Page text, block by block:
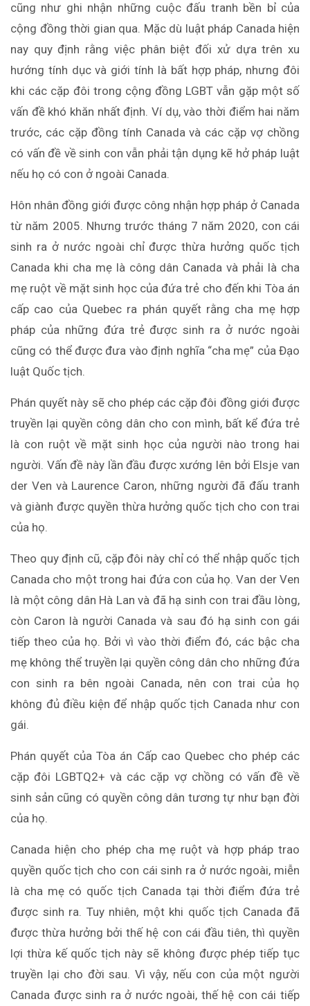
cũng như ghi nhận những cuộc đấu tranh bền bỉ của
cộng đồng thời gian qua. Mặc dù luật pháp Canada hiện
nay quy định rằng việc phân biệt đối xử dựa trên xu
hướng tính dục và giới tính là bất hợp pháp, nhưng đôi
khi các cặp đôi trong cộng đồng LGBT vẫn gặp một số
vấn đề khó khăn nhất định. Ví dụ, vào thời điểm hai năm
trước, các cặp đồng tính Canada và các cặp vợ chồng
có vấn đề về sinh con vẫn phải tận dụng kẽ hở pháp luật
nếu họ có con ở ngoài Canada.
Hôn nhân đồng giới được công nhận hợp pháp ở Canada
từ năm 2005. Nhưng trước tháng 7 năm 2020, con cái
sinh ra ở nước ngoài chỉ được thừa hưởng quốc tịch
Canada khi cha mẹ là công dân Canada và phải là cha
mẹ ruột về mặt sinh học của đứa trẻ cho đến khi Tòa án
cấp cao của Quebec ra phán quyết rằng cha mẹ hợp
pháp của những đứa trẻ được sinh ra ở nước ngoài
cũng có thể được đưa vào định nghĩa “cha mẹ” của Đạo
luật Quốc tịch.
Phán quyết này sẽ cho phép các cặp đôi đồng giới được
truyền lại quyền công dân cho con mình, bất kể đứa trẻ
là con ruột về mặt sinh học của người nào trong hai
người. Vấn đề này lần đầu được xướng lên bởi Elsje van
der Ven và Laurence Caron, những người đã đấu tranh
và giành được quyền thừa hưởng quốc tịch cho con trai
của họ.
Theo quy định cũ, cặp đôi này chỉ có thể nhập quốc tịch
Canada cho một trong hai đứa con của họ. Van der Ven
là một công dân Hà Lan và đã hạ sinh con trai đầu lòng,
còn Caron là người Canada và sau đó hạ sinh con gái
tiếp theo của họ. Bởi vì vào thời điểm đó, các bậc cha
mẹ không thể truyền lại quyền công dân cho những đứa
con sinh ra bên ngoài Canada, nên con trai của họ
không đủ điều kiện để nhập quốc tịch Canada như con
gái.
Phán quyết của Tòa án Cấp cao Quebec cho phép các
cặp đôi LGBTQ2+ và các cặp vợ chồng có vấn đề về
sinh sản cũng có quyền công dân tương tự như bạn đời
của họ.
Canada hiện cho phép cha mẹ ruột và hợp pháp trao
quyền quốc tịch cho con cái sinh ra ở nước ngoài, miễn
là cha mẹ có quốc tịch Canada tại thời điểm đứa trẻ
được sinh ra. Tuy nhiên, một khi quốc tịch Canada đã
được thừa hưởng bởi thế hệ con cái đầu tiên, thì quyền
lợi thừa kế quốc tịch này sẽ không được phép tiếp tục
truyền lại cho đời sau. Vì vậy, nếu con của một người
Canada được sinh ra ở nước ngoài, thế hệ con cái tiếp